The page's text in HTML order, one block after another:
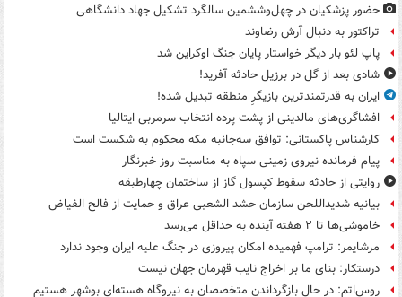
حضور پزشکیان در چهل‌وششمین سالگرد تشکیل جهاد دانشگاهی
تراکتور به دنبال آرش رضاوند
پاپ لئو بار دیگر خواستار پایان جنگ اوکراین شد
شادی بعد از گل در برزیل حادثه آفرید!
ایران به قدرتمندترین بازیگرِ منطقه تبدیل شده!
افشاگری‌های مالدینی از پشت پرده انتخاب سرمربی ایتالیا
کارشناس پاکستانی: توافق سه‌جانبه مکه محکوم به شکست است
پیام فرمانده نیروی زمینی سپاه به مناسبت روز خبرنگار
روایتی از حادثه سقوط کپسول گاز از ساختمان چهارطبقه
بیانیه شدیداللحن سازمان حشد الشعبی عراق و حمایت از فالح الفیاض
خاموشی‌ها تا ۲ هفته آینده به حداقل می‌رسد
مرشایمر: ترامپ فهمیده امکان پیروزی در جنگ علیه ایران وجود ندارد
درستکار: بنای ما بر اخراج نایب قهرمان جهان نیست
روس‌اتم: در حال بازگرداندن متخصصان به نیروگاه هسته‌ای بوشهر هستیم